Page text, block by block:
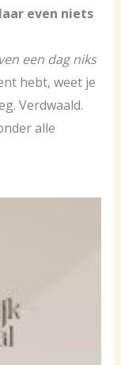
even niets
een dag niks
hebt, weet je
Verdwaald.
alle